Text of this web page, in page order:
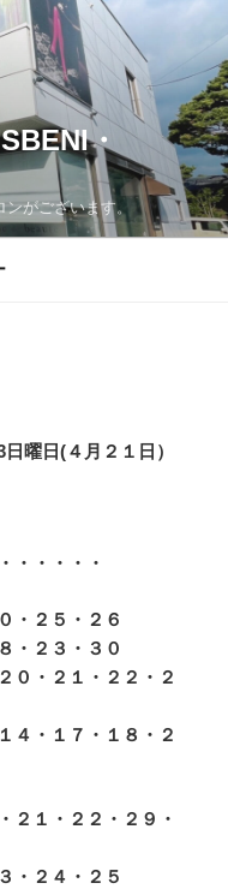
・
がございます。
日曜日(４月２１日）
・・・・・
・２５・２６
２３・３０
・２１・２２・２
・１７・１８・２
１・２２・２９・
２４・２５